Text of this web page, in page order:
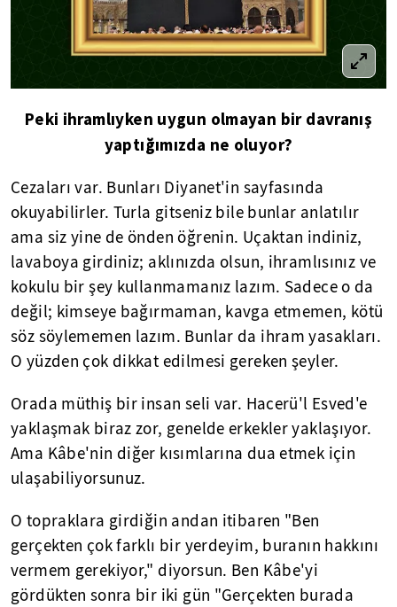
Peki ihramlıyken uygun olmayan bir davranış
yaptığımızda ne oluyor?
Cezaları var. Bunları Diyanet'in sayfasında
okuyabilirler. Turla gitseniz bile bunlar anlatılır
ama siz yine de önden öğrenin. Uçaktan indiniz,
lavaboya girdiniz; aklınızda olsun, ihramlısınız ve
kokulu bir şey kullanmamanız lazım. Sadece o da
değil; kimseye bağırmaman, kavga etmemen, kötü
söz söylememen lazım. Bunlar da ihram yasakları.
O yüzden çok dikkat edilmesi gereken şeyler.
Orada müthiş bir insan seli var. Hacerü'l Esved'e
yaklaşmak biraz zor, genelde erkekler yaklaşıyor.
Ama Kâbe'nin diğer kısımlarına dua etmek için
ulaşabiliyorsunuz.
O topraklara girdiğin andan itibaren "Ben
gerçekten çok farklı bir yerdeyim, buranın hakkını
vermem gerekiyor," diyorsun. Ben Kâbe'yi
gördükten sonra bir iki gün "Gerçekten burada